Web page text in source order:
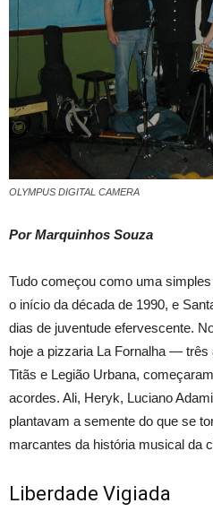
OLYMPUS DIGITAL CAMERA
Por Marquinhos Souza
Tudo começou como uma
o início da década de 1990, e
dias de juventude efervescente.
hoje a pizzaria La Fornalha —
Titãs e Legião Urbana,
acordes. Ali, Heryk, Luciano
plantavam a semente do que se
marcantes da história musical da
Liberdade Vigiada